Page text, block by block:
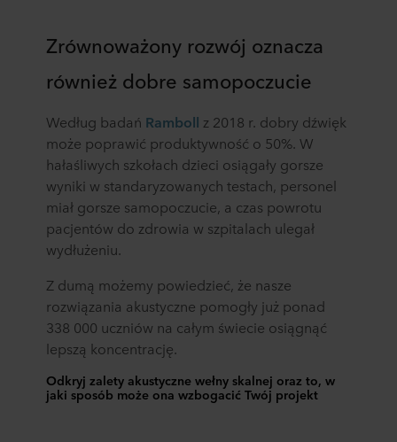
Zrównoważony rozwój oznacza
również dobre samopoczucie
Według badań Ramboll z 2018 r. dobry dźwięk
może poprawić produktywność o 50%. W
hałaśliwych szkołach dzieci osiągały gorsze
wyniki w standaryzowanych testach, personel
miał gorsze samopoczucie, a czas powrotu
pacjentów do zdrowia w szpitalach ulegał
wydłużeniu.
Z dumą możemy powiedzieć, że nasze
rozwiązania akustyczne pomogły już ponad
338 000 uczniów na całym świecie osiągnąć
lepszą koncentrację.
Odkryj zalety akustyczne wełny skalnej oraz to, w
jaki sposób może ona wzbogacić Twój projekt